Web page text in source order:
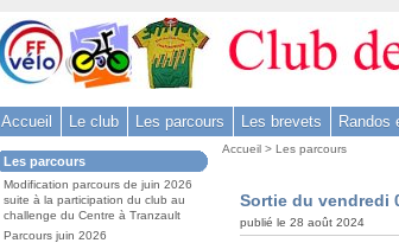
Accueil Le club Les parcours Les brevets Randos
Dans
la
rubrique
:
Les parcours
Modification parcours de juin 2026
suite à la participation du club au
challenge du Centre à Tranzault
Parcours juin 2026
Vous
Accueil >Les parcours
Sortie du vendredi
publié le 28 août 2024